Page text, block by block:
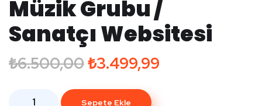
Müzik Grubu /
Sanatçı Websitesi
₺6.500,00₺3.499,99
Sepete Ekle